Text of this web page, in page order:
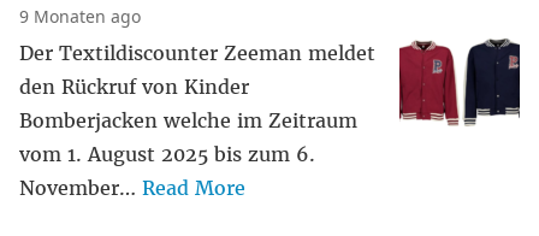
9 Monaten ago
Der Textildiscounter Zeeman meldet
den Rückruf von Kinder
Bomberjacken welche im Zeitraum
vom 1. August 2025 bis zum 6.
November… Read More